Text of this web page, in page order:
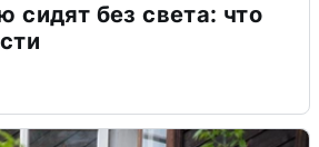
сидят без света: что